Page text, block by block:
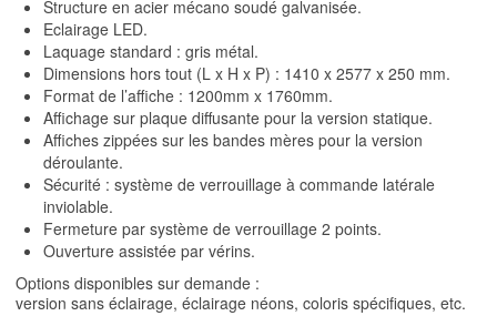
Structure en acier mécano soudé galvanisée.
Eclairage LED.
Laquage standard : gris métal.
Dimensions hors tout (L x H x P) : 1410 x 2577 x 250 mm.
Format de l’affiche : 1200mm x 1760mm.
Affichage sur plaque diffusante pour la version statique.
Affiches zippées sur les bandes mères pour la version
déroulante.
Sécurité : système de verrouillage à commande latérale
inviolable.
Fermeture par système de verrouillage 2 points.
Ouverture assistée par vérins.
Options disponibles sur demande :
version sans éclairage, éclairage néons, coloris spécifiques, etc.